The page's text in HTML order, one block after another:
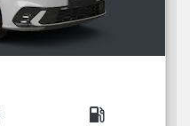
local_gas_station